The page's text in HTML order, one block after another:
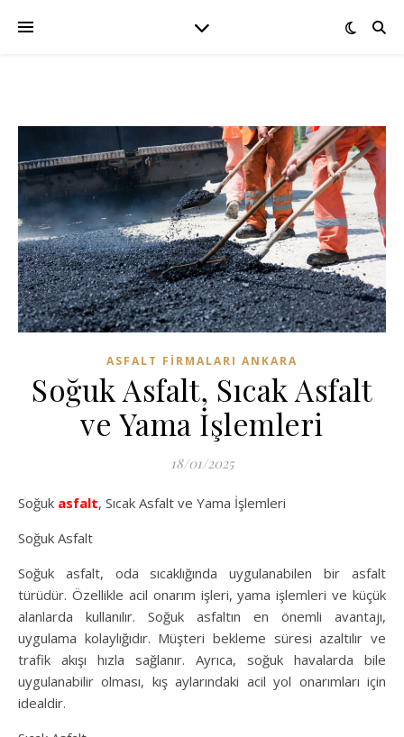
ASFALT FIRMALARI ANKARA
Soğuk Asfalt, Sıcak Asfalt
ve Yama İşlemleri
18/01/2025
Soğuk asfalt, Sıcak Asfalt ve Yama İşlemleri
Soğuk Asfalt
Soğuk asfalt, oda sıcaklığında uygulanabilen bir asfalt
türüdür. Özellikle acil onarım işleri, yama işlemleri ve küçük
alanlarda kullanılır. Soğuk asfaltın en önemli avantajı,
uygulama kolaylığıdır. Müşteri bekleme süresi azaltılır ve
trafik akışı hızla sağlanır. Ayrıca, soğuk havalarda bile
uygulanabilir olması, kış aylarındaki acil yol onarımları için
idealdir.